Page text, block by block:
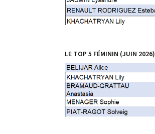
LE TOP 5 FÉMININ (JUIN 2026)